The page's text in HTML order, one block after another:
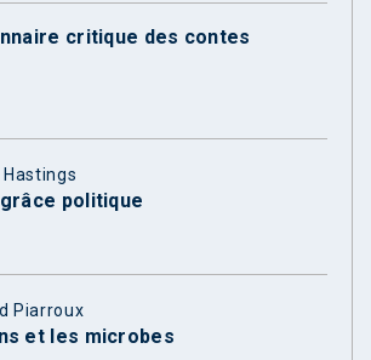
critique des contes
Hastings
politique
Piarroux
et les microbes